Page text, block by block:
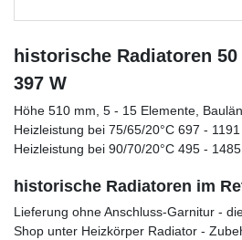
historische Radiatoren
397 W
Höhe 510 mm, 5 - 15 Elemente,
Heizleistung bei 75/65/20°C 697 -
Heizleistung bei 90/70/20°C 495 -
historische Radiatoren im
Lieferung ohne Anschluss-Garnitur -
Shop unter Heizkörper Radiator -